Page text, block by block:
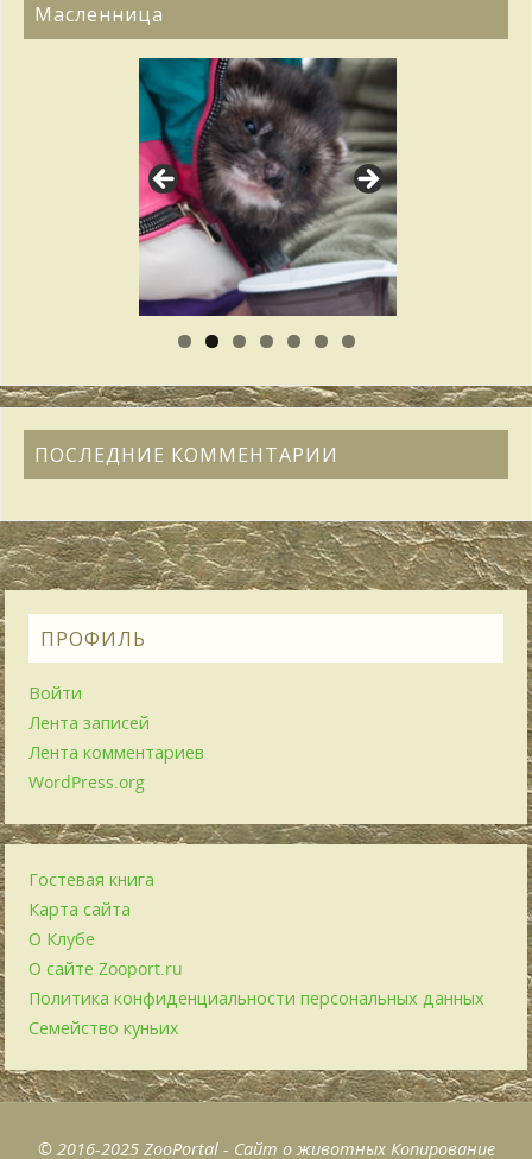
Масленница
ПОСЛЕДНИЕ КОММЕНТАРИИ
ПРОФИЛЬ
Войти
Лента записей
Лента комментариев
WordPress.org
Гостевая книга
Карта сайта
О Клубе
О сайте Zooport.ru
Политика конфиденциальности персональных данных
Семейство куньих
© 2016-2025 ZooPortal - Сайт о животных Копирование